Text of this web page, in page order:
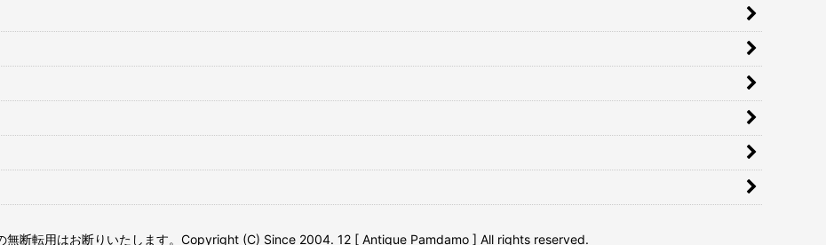
無断転用はお断りいたします。Copyright (C) Since 2004. 12 [ Antique Pamdamo ] All rights reserved.